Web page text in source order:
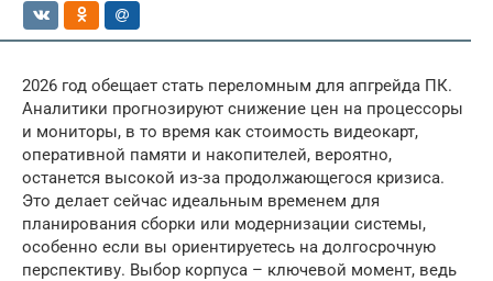
2026 год обещает стать переломным для апгрейда ПК.
Аналитики прогнозируют снижение цен на процессоры
и мониторы, в то время как стоимость видеокарт,
оперативной памяти и накопителей, вероятно,
останется высокой из-за продолжающегося кризиса.
Это делает сейчас идеальным временем для
планирования сборки или модернизации системы,
особенно если вы ориентируетесь на долгосрочную
перспективу. Выбор корпуса – ключевой момент, ведь